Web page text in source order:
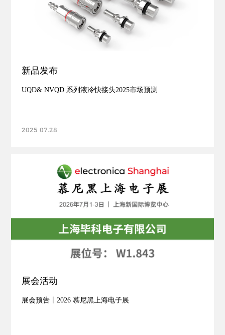
新品发布
UQD& NVQD 系列液冷快接头2025市场预测
2025 07.28
展会活动
展会预告丨2026 慕尼黑上海电子展